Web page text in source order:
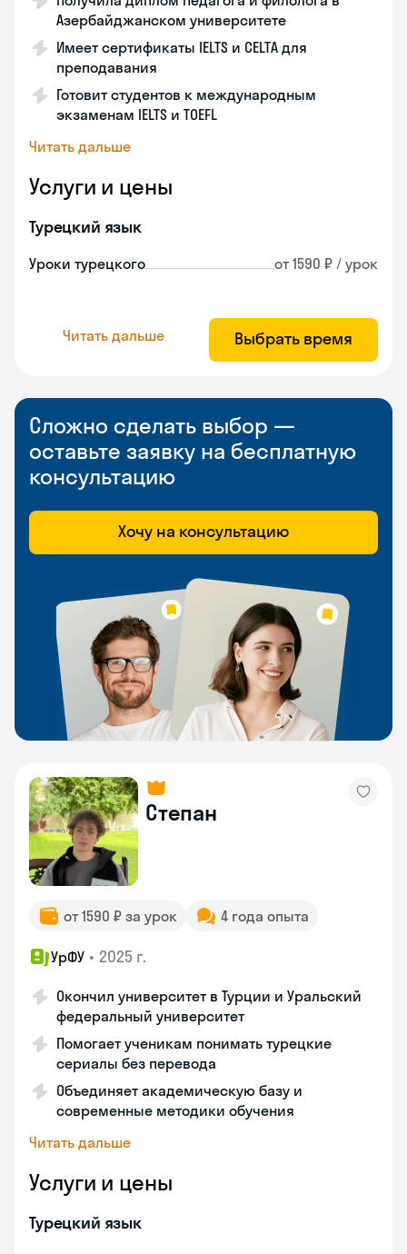
Азербайджанском университете
Имеет сертификаты IELTS и CELTA для
преподавания
Готовит студентов к международным
экзаменам IELTS и TOEFL
Читать дальше
Услуги и цены
Турецкий язык
Уроки турецкого от 1590 ₽ / урок
Читать дальше Выбрать время
Сложно сделать выбор —
оставьте заявку на бесплатную
консультацию
Хочу на консультацию
Степан
от 1590 ₽ за урок 4 года опыта
УрФУ • 2025 г.
Окончил университет в Турции и Уральский
федеральный университет
Помогает ученикам понимать турецкие
сериалы без перевода
Объединяет академическую базу и
современные методики обучения
Читать дальше
Услуги и цены
Турецкий язык